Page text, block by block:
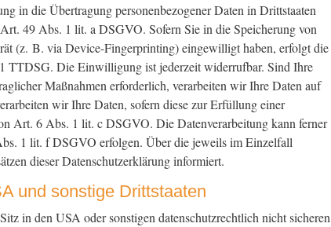
in die Übertragung personenbezogener Daten in Drittstaaten
49 Abs. 1 lit. a DSGVO. Sofern Sie in die Speicherung von
(z. B. via Device-Fingerprinting) eingewilligt haben, erfolgt die
TTDSG. Die Einwilligung ist jederzeit widerrufbar. Sind Ihre
Maßnahmen erforderlich, verarbeiten wir Ihre Daten auf
wir Ihre Daten, sofern diese zur Erfüllung einer
Art. 6 Abs. 1 lit. c DSGVO. Die Datenverarbeitung kann ferner
1 lit. f DSGVO erfolgen. Über die jeweils im Einzelfall
dieser Datenschutzerklärung informiert.
und sonstige Drittstaaten
in den USA oder sonstigen datenschutzrechtlich nicht sicheren